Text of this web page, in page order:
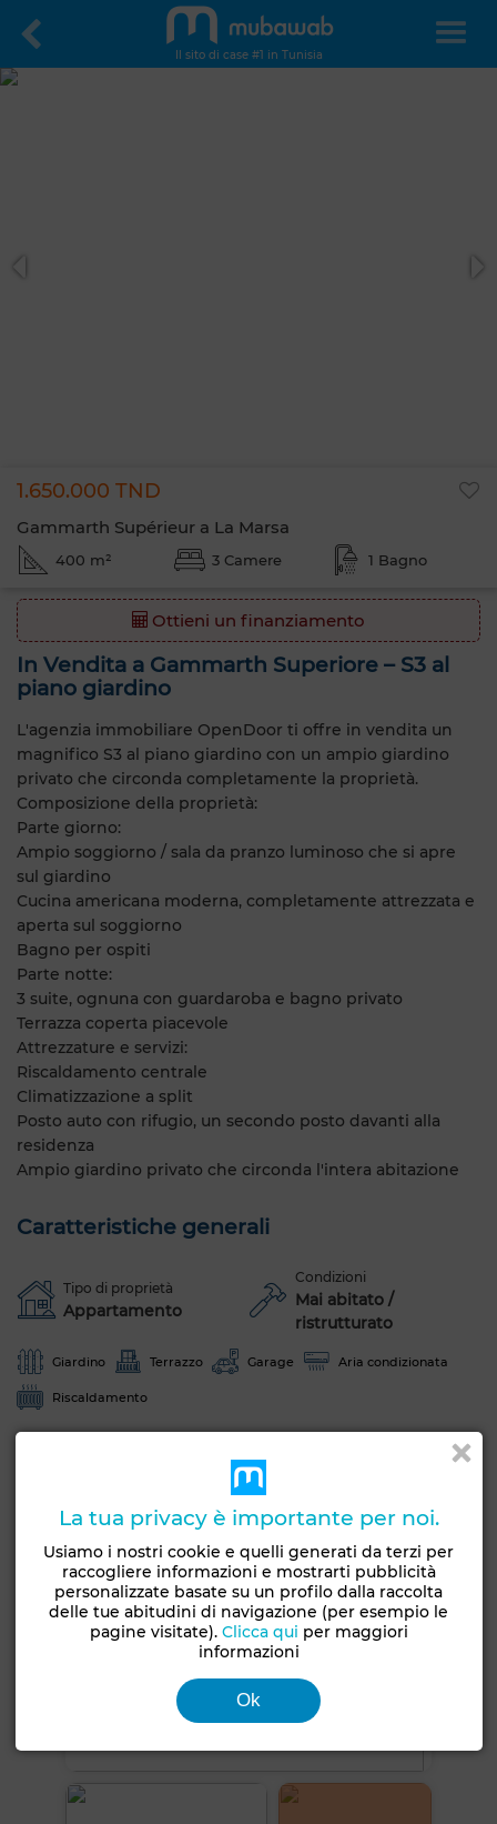
Il sito di case #1 in Tunisia
1.650.000 TND
Gammarth Supérieur a La Marsa
400 m² 3 Camere 1 Bagno
Ottieni un finanziamento
In Vendita a Gammarth Superiore – S3 al
piano giardino
L'agenzia immobiliare OpenDoor ti offre in vendita un
magnifico S3 al piano giardino con un ampio giardino
privato che circonda completamente la proprietà.
Composizione della proprietà:
Parte giorno:
Ampio soggiorno / sala da pranzo luminoso che si apre
sul giardino
Cucina americana moderna, completamente attrezzata e
aperta sul soggiorno
Bagno per ospiti
Parte notte:
3 suite, ognuna con guardaroba e bagno privato
Terrazza coperta piacevole
Attrezzature e servizi:
Riscaldamento centrale
Climatizzazione a split
Posto auto con rifugio, un secondo posto davanti alla
residenza
Ampio giardino privato che circonda l'intera abitazione
Caratteristiche generali
Tipo di proprietà
Appartamento
Condizioni
Mai abitato /
ristrutturato
Giardino Terrazzo Garage Aria condizionata
Riscaldamento
La tua privacy è importante per noi.
Usiamo i nostri cookie e quelli generati da terzi per
raccogliere informazioni e mostrarti pubblicità
personalizzate basate su un profilo dalla raccolta
delle tue abitudini di navigazione (per esempio le
pagine visitate). Clicca qui per maggiori
informazioni
Ok